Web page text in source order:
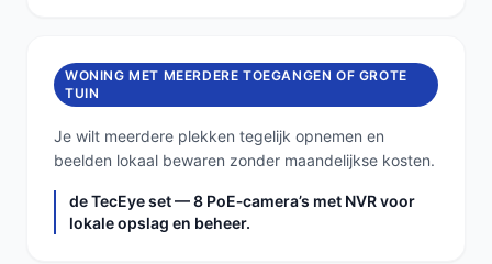
WONING MET MEERDERE TOEGANGEN OF GROTE
TUIN
Je wilt meerdere plekken tegelijk opnemen en
beelden lokaal bewaren zonder maandelijkse kosten.
de TecEye set — 8 PoE‑camera’s met NVR voor
lokale opslag en beheer.